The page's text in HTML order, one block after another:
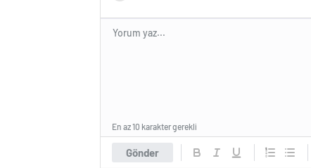
Gönder
En az 10 karakter gerekli